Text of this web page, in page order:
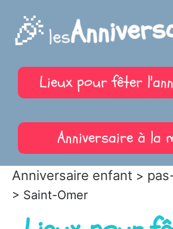
🎉 les
Lieux pour fêter
Anniversaire à la
Anniversaire enfant >
> Saint-Omer